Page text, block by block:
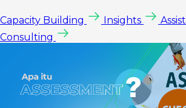
Capacity Building Insights
Consulting